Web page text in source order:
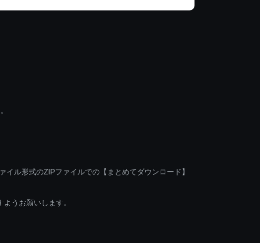
ル形式のZIPファイルでの【まとめてダウンロード】
うお願いします。